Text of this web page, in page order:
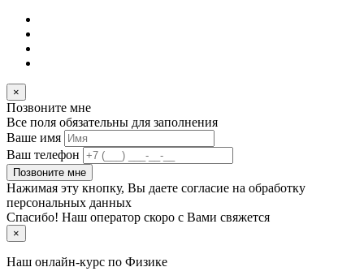
×
Позвоните мне
Все поля обязательны для заполнения
Ваше имя
Ваш телефон
Позвоните мне
Нажимая эту кнопку, Вы даете согласие на обработку
персональных данных
Спасибо! Наш оператор скоро с Вами свяжется
×
Наш онлайн-курс по Физике